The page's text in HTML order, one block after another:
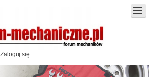
Zaloguj się